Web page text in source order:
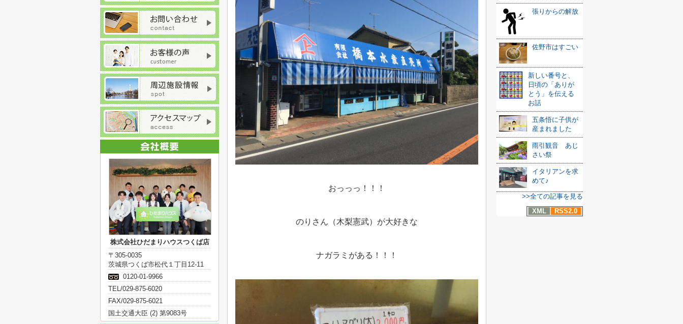
おっっっ！！！
のりさん（木梨憲武）が大好きな
ナガラミがある！！！
張りからの解放
佐野市はすごい
新しい番号と、
日頃の「ありが
とう」を伝える
お話
五条悟に子供が
産まれました
雨引観音 あじ
さい祭
イタリアンを求
めて♪
>>全ての記事を見る
XML
RSS2.0
株式会社ひだまりハウスつくば店
〒305-0035
茨城県つくば市松代１丁目12-11
0120-01-9966
TEL/029-875-6020
FAX/029-875-6021
国土交通大臣 (2) 第9083号